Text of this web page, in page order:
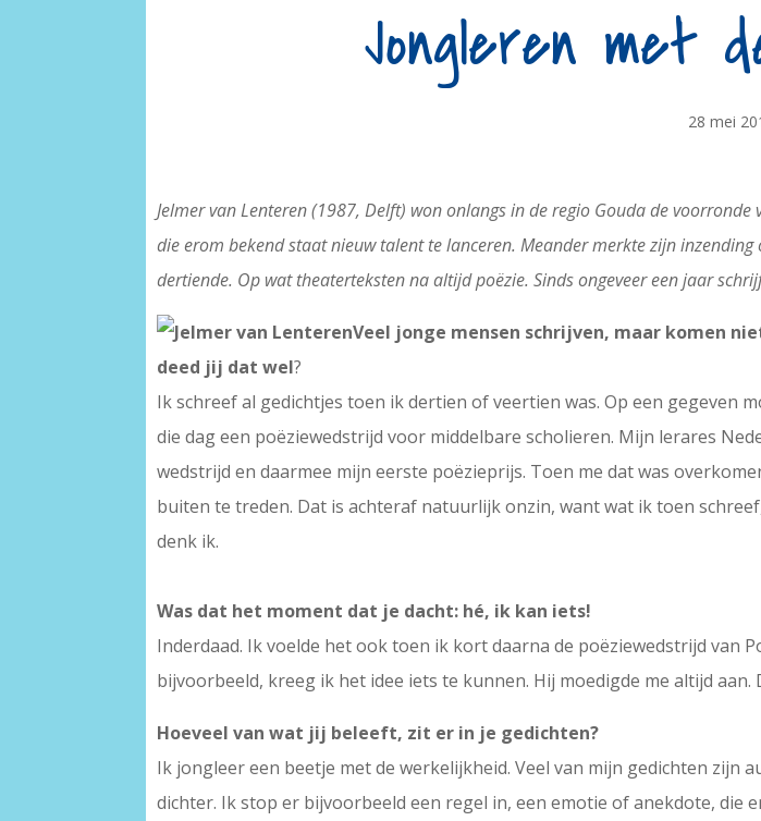
Jongleren met
28 mei
Jelmer van Lenteren (1987, Delft) won onlangs in de regio Gouda de
die erom bekend staat nieuw talent te lanceren. Meander merkte zijn
dertiende. Op wat theaterteksten na altijd poëzie. Sinds ongeveer een jaar
Veel jonge mensen schrijven, maar komen
deed jij dat wel?
Ik schreef al gedichtjes toen ik dertien of veertien was. Op een gegeven
die dag een poëziewedstrijd voor middelbare scholieren. Mijn lerares
wedstrijd en daarmee mijn eerste poëzieprijs. Toen me dat was
buiten te treden. Dat is achteraf natuurlijk onzin, want wat ik toen
denk ik.
Was dat het moment dat je dacht: hé, ik kan iets!
Inderdaad. Ik voelde het ook toen ik kort daarna de poëziewedstrijd van
bijvoorbeeld, kreeg ik het idee iets te kunnen. Hij moedigde me altijd
Hoeveel van wat jij beleeft, zit er in je gedichten?
Ik jongleer een beetje met de werkelijkheid. Veel van mijn gedichten zijn
dichter. Ik stop er bijvoorbeeld een regel in, een emotie of anekdote, die